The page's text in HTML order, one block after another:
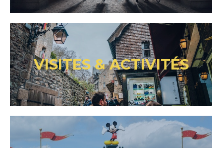
VISITES & ACTIVITÉS